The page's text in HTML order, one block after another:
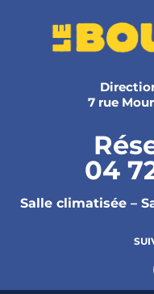
7 rue
04
Salle climatisée –